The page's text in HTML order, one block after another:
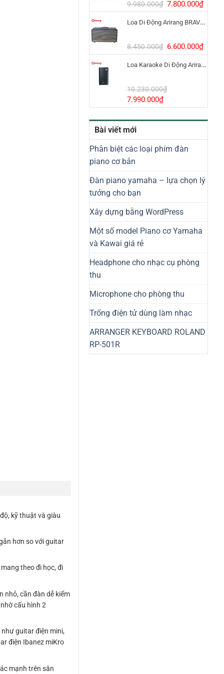
8.800.000₫.
9.980.000₫ Giá
gốc
là:
7.800.000₫Giá
hiện
tại
Loa Di Động Arirang BRAVO 8 800W Có Micro
8.450.000₫ Giá
gốc
là:
6.600.000₫Giá
hiện
tại
Loa Karaoke Di Động Arirang EDGE-X Model I
10.230.000₫
Giá
gốc
là:
10.230.000₫.
7.990.000₫Giá
hiện
tại
7.990.000₫.
Bài viết mới
Phân biệt các loại phím đàn
piano cơ bản
Đàn piano yamaha – lựa chọn lý
tưởng cho bạn
Xây dựng bằng WordPress
Một số model Piano cơ Yamaha
và Kawai giá rẻ
Headphone cho nhạc cụ phòng
thu
Microphone cho phòng thu
Trống điện tử dùng làm nhạc
ARRANGER KEYBOARD ROLAND
RP-501R
kỹ thuật và giàu
hơn so với guitar
theo đi học, đi
nhỏ, cần đàn dễ kiểm
cấu hình 2
guitar điện mini,
điện Ibanez miKro
mạnh trên sân